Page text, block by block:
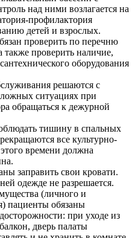
над ними возлагается на
профилактория
детей и взрослых.
проверить по перечню
проверить наличие,
оборудования
решаются с
ситуациях при
обращаться к дежурной
тишину в спальных
все культурно-
времени должна
заправить свои кровати.
одежде не разрешается.
(личного и
пациенты обязаны
при уходе из
дверь палаты